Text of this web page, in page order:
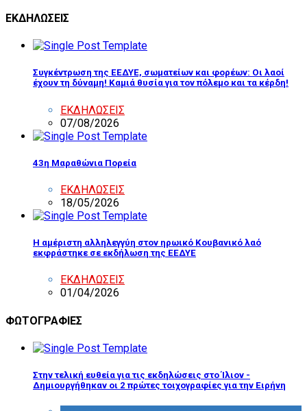
ΕΚΔΗΛΩΣΕΙΣ
Συγκέντρωση της ΕΕΔΥΕ, σωματείων και φορέων: Οι λαοί
έχουν τη δύναμη! Καμιά θυσία για τον πόλεμο και τα κέρδη!
ΕΚΔΗΛΩΣΕΙΣ
07/08/2026
43η Μαραθώνια Πορεία
ΕΚΔΗΛΩΣΕΙΣ
18/05/2026
Η αμέριστη αλληλεγγύη στον ηρωικό Κουβανικό λαό
εκφράστηκε σε εκδήλωση της ΕΕΔΥΕ
ΕΚΔΗΛΩΣΕΙΣ
01/04/2026
ΦΩΤΟΓΡΑΦΙΕΣ
Στην τελική ευθεία για τις εκδηλώσεις στο Ίλιον -
Δημιουργήθηκαν οι 2 πρώτες τοιχογραφίες για την Ειρήνη